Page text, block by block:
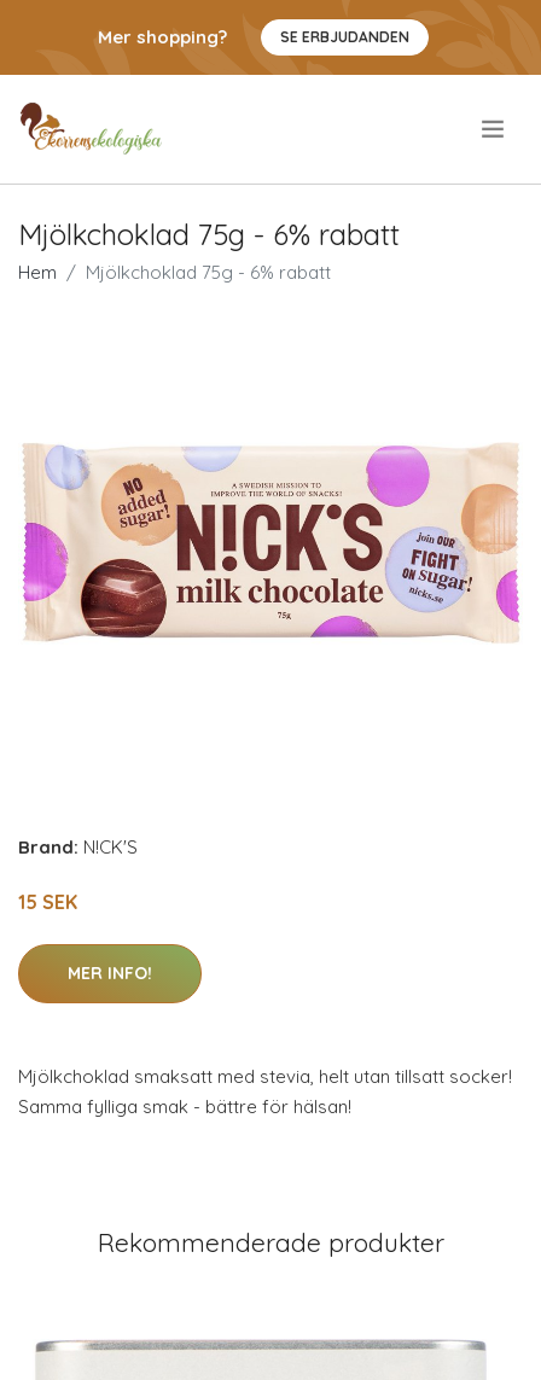
Mer shopping? SE ERBJUDANDEN
Mjölkchoklad 75g - 6% rabatt
Hem Mjölkchoklad 75g - 6% rabatt
Brand: N!CK'S
15 SEK
MER INFO!
Mjölkchoklad smaksatt med stevia, helt utan tillsatt socker!
Samma fylliga smak - bättre för hälsan!
Rekommenderade produkter